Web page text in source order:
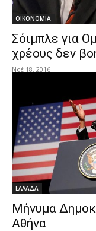
ΟΙΚΟΝΟΜΙΑ
Σόιμπλε για
χρέους δεν
Νοέ 18, 2016
ΕΛΛΑΔΑ
Μήνυμα
Αθήνα